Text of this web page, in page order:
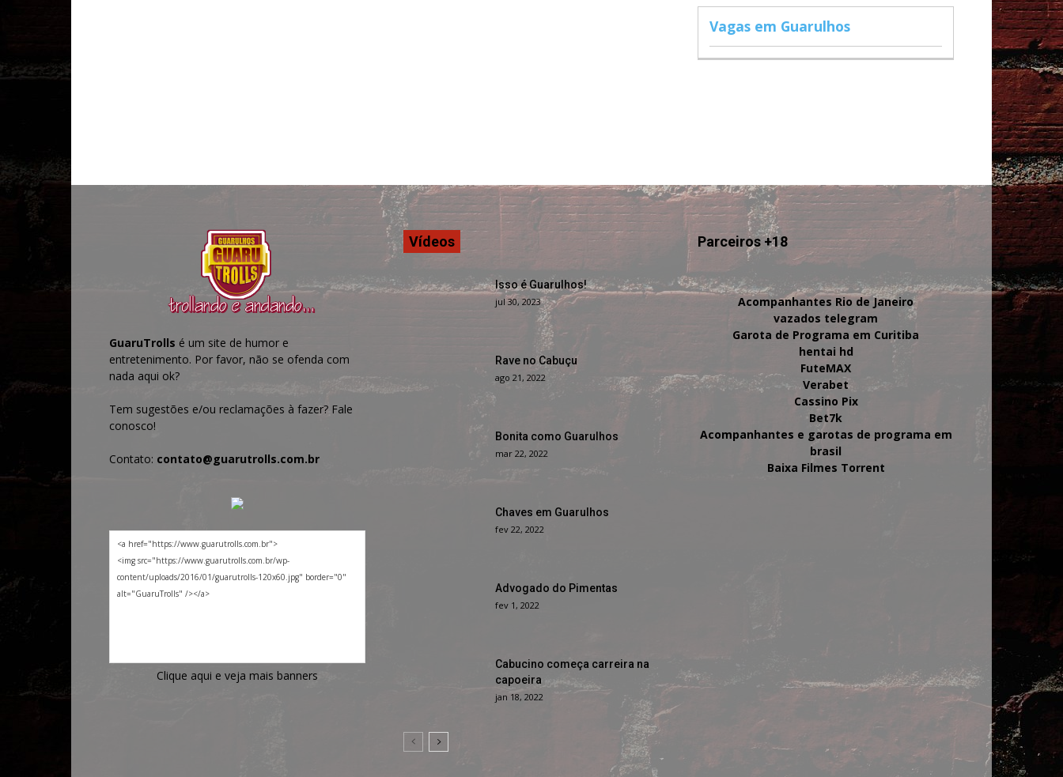
Vagas em Guarulhos
GuaruTrolls é um site de humor e
entretenimento. Por favor, não se ofenda com
nada aqui ok?
Tem sugestões e/ou reclamações à fazer? Fale
conosco!
Contato: contato@guarutrolls.com.br
Clique aqui e veja mais banners
Vídeos
Isso é Guarulhos!
jul 30, 2023
Rave no Cabuçu
ago 21, 2022
Bonita como Guarulhos
mar 22, 2022
Chaves em Guarulhos
fev 22, 2022
Advogado do Pimentas
fev 1, 2022
Cabucino começa carreira na
capoeira
jan 18, 2022
Parceiros +18
Acompanhantes Rio de Janeiro
vazados telegram
Garota de Programa em Curitiba
hentai hd
FuteMAX
Verabet
Cassino Pix
Bet7k
Acompanhantes e garotas de programa em
brasil
Baixa Filmes Torrent